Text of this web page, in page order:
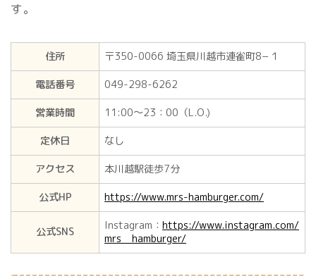
す。
住所
〒350-0066 埼玉県川越市連雀町8−１
電話番号
049-298-6262
営業時間
11:00～23：00（L.O.)
定休日
なし
アクセス
本川越駅徒歩7分
公式HP
https://www.mrs-hamburger.com/
公式SNS Instagram： https://www.instagram.com/
mrs__hamburger/